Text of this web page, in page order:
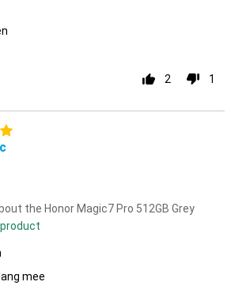
2 1
the Honor Magic7 Pro 512GB Grey
mee